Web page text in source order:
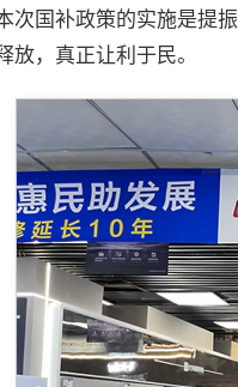
次国补政策的实施是提
放，真正让利于民。